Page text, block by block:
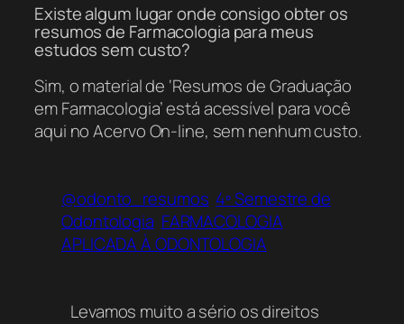
Existe algum lugar onde consigo obter os
resumos de Farmacologia para meus
estudos sem custo?
Sim, o material de ‘Resumos de Graduação
em Farmacologia’ está acessível para você
aqui no Acervo On-line, sem nenhum custo.
@odonto_resumos 4º Semestre de
Odontologia FARMACOLOGIA
APLICADA À ODONTOLOGIA
Levamos muito a sério os direitos